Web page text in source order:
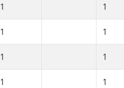
1 1
1 1
1 1
1 1